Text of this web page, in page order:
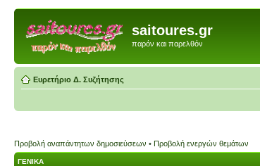
saitoures.gr
παρόν και παρελθόν
Ευρετήριο Δ. Συζήτησης
Προβολή αναπάντητων δημοσιεύσεων • Προβολή ενεργών θεμάτων
ΓΕΝΙΚΑ